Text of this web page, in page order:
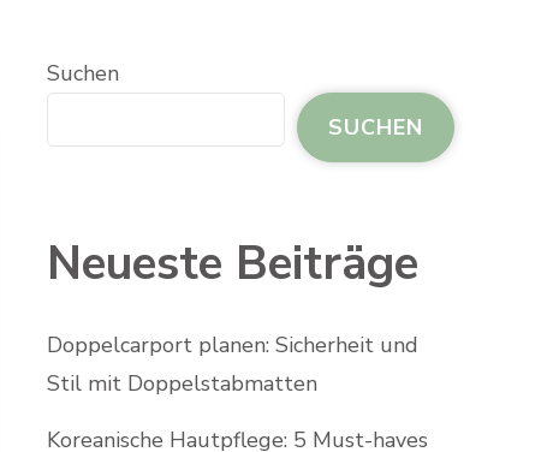
Suchen
SUCHEN
Neueste Beiträge
Doppelcarport planen: Sicherheit und
Stil mit Doppelstabmatten
Koreanische Hautpflege: 5 Must-haves